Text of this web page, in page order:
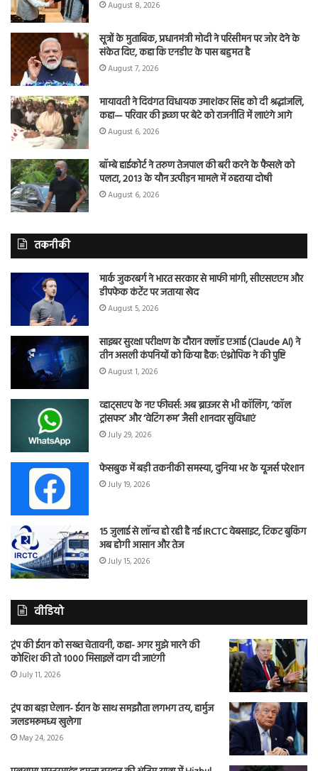
August 8, 2026
सूत्रों के मुताबिक, प्रधानमंत्री मोदी ने परिसीमन पर जोर देने के
संकेत दिए, कहा कि एनडीए के पास बहुमत है
August 7, 2026
मायावती ने दिवंगत विधायक उमाशंकर सिंह को दी श्रद्धांजलि,
कहा— परिवार की इच्छा पर बेटे को राजनीति में लाएंगे आगे
August 6, 2026
बॉम्बे हाईकोर्ट ने तरुण तेजपाल की बरी करने के फैसले को
पलटा, 2013 के यौन उत्पीड़न मामले में ठहराया दोषी
August 6, 2026
तकनीकी
मार्क जुकरबर्ग ने भारत सरकार से माफी मांगी, सीएसएएम और
डीपफेक कंटेंट पर जताया खेद
August 5, 2026
साइबर सुरक्षा परीक्षण के दौरान क्लॉड एआई (Claude AI) ने
तीन असली कंपनियों को किया हैक: एंथ्रोपिक ने की पुष्टि
August 1, 2026
व्हाट्सएप के नए फीचर्स: अब ब्राउजर से भी कॉलिंग, ‘कॉल
ट्रांसफर’ और ‘वेटिंग रूम’ जैसी शानदार सुविधाएं
July 29, 2026
फेसबुक में बड़ी तकनीकी समस्या, दुनिया भर के यूजर्स परेशान
July 19, 2026
15 जुलाई से लॉन्च हो रही है नई IRCTC वेबसाइट, टिकट बुकिंग
अब होगी आसान और तेज
July 15, 2026
वीडियो
ट्रंप की ईरान को सख्त चेतावनी, कहा- अगर मुझे मारने की
कोशिश की तो 1000 मिसाइलें दाग दी जाएंगी
July 11, 2026
ट्रंप का बड़ा ऐलान- ईरान के साथ समझौता लगभग तय, हार्मुज
जलडमरूमध्य खुलेगा
May 24, 2026